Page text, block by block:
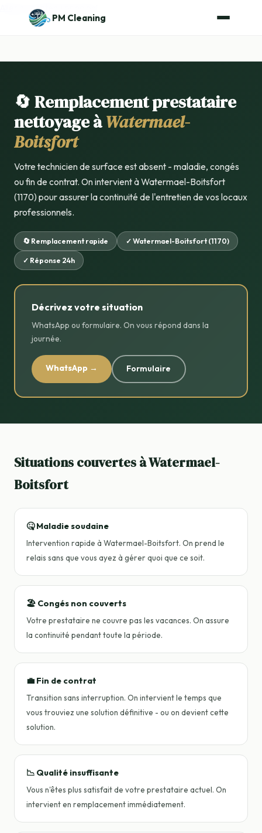
Aller au contenu principal
PM Cleaning
🔄 Remplacement prestataire
nettoyage àWatermael-
Boitsfort
Votre technicien de surface est absent - maladie, congés
ou fin de contrat. On intervient à Watermael-Boitsfort
(1170) pour assurer la continuité de l'entretien de vos locaux
professionnels.
🔄 Remplacement rapide ✓ Watermael-Boitsfort (1170)
✓ Réponse 24h
Décrivez votre situation
WhatsApp ou formulaire. On vous répond dans la
journée.
WhatsApp → Formulaire
Situations couvertes à Watermael-
Boitsfort
🤒 Maladie soudaine
Intervention rapide à Watermael-Boitsfort. On prend le
relais sans que vous ayez à gérer quoi que ce soit.
🏖️ Congés non couverts
Votre prestataire ne couvre pas les vacances. On assure
la continuité pendant toute la période.
💼 Fin de contrat
Transition sans interruption. On intervient le temps que
vous trouviez une solution définitive - ou on devient cette
solution.
📉 Qualité insuffisante
Vous n'êtes plus satisfait de votre prestataire actuel. On
intervient en remplacement immédiatement.